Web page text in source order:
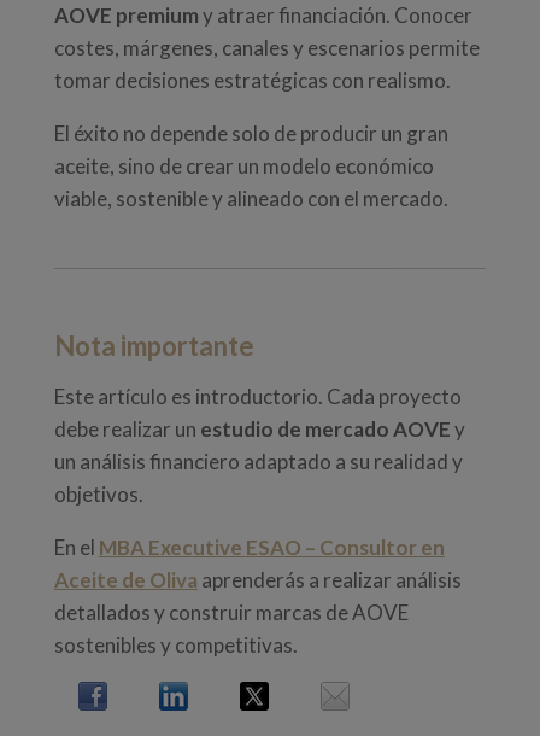
AOVE premiumy atraer financiación. Conocer
costes, márgenes, canales y escenarios permite
tomar decisiones estratégicas con realismo.
El éxito no depende solo de producir un gran
aceite, sino de crear un modelo económico
viable, sostenible y alineado con el mercado.
Nota importante
Este artículo es introductorio. Cada proyecto
debe realizar un estudio de mercado AOVEy
un análisis financiero adaptado a su realidad y
objetivos.
En el MBA Executive ESAO – Consultor en
Aceite de Oliva aprenderás a realizar análisis
detallados y construir marcas de AOVE
sostenibles y competitivas.